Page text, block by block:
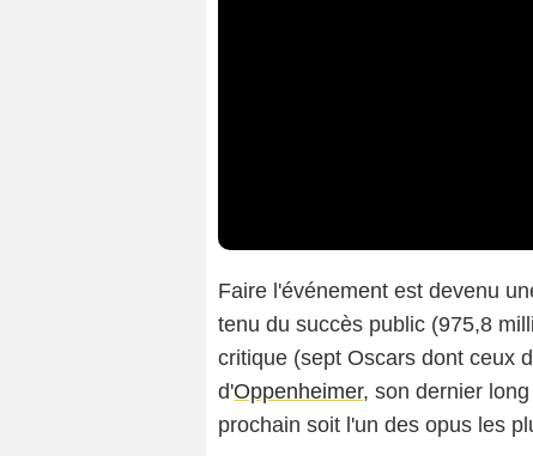
Faire l'événement est devenu
tenu du succès public (975,8
critique (sept Oscars dont ceux
d'Oppenheimer, son dernier
prochain soit l'un des opus les